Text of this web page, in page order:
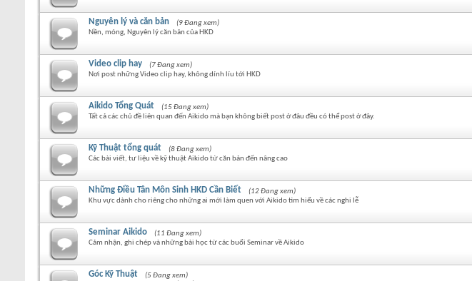
Nguyên lý và căn bản
(9 Đang xem)
Nền, móng, Nguyên lý căn bản của HKD
Video clip hay
(7 Đang xem)
Nơi post những Video clip hay, không dính líu tới HKD
Aikido Tổng Quát
(15 Đang xem)
Tất cả các chủ đề liên quan đến Aikido mà bạn không biết post ở đâu đều có thể post ở đây.
Kỹ Thuật tổng quát
(8 Đang xem)
Các bài viết, tư liệu về kỹ thuật Aikido từ căn bản đến nâng cao
Những Điều Tân Môn Sinh HKD Cần Biết
(12 Đang xem)
Khu vực dành cho riêng cho những ai mới làm quen với Aikido tìm hiểu về các nghi lễ
Seminar Aikido
(11 Đang xem)
Cảm nhận, ghi chép và những bài học từ các buổi Seminar về Aikido
Góc Kỹ Thuật
(5 Đang xem)